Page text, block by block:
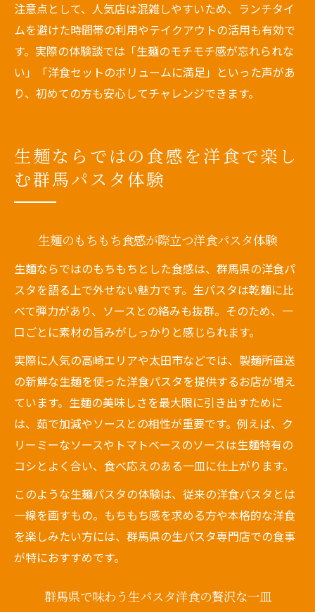
注意点として、人気店は混雑しやすいため、ランチタイ
ムを避けた時間帯の利用やテイクアウトの活用も有効で
す。実際の体験談では「生麺のモチモチ感が忘れられな
い」「洋食セットのボリュームに満足」といった声があ
り、初めての方も安心してチャレンジできます。
生麺ならではの食感を洋食で楽し
む群馬パスタ体験
生麺のもちもち食感が際立つ洋食パスタ体験
生麺ならではのもちもちとした食感は、群馬県の洋食パ
スタを語る上で外せない魅力です。生パスタは乾麺に比
べて弾力があり、ソースとの絡みも抜群。そのため、一
口ごとに素材の旨みがしっかりと感じられます。
実際に人気の高崎エリアや太田市などでは、製麺所直送
の新鮮な生麺を使った洋食パスタを提供するお店が増え
ています。生麺の美味しさを最大限に引き出すために
は、茹で加減やソースとの相性が重要です。例えば、ク
リーミーなソースやトマトベースのソースは生麺特有の
コシとよく合い、食べ応えのある一皿に仕上がります。
このような生麺パスタの体験は、従来の洋食パスタとは
一線を画すもの。もちもち感を求める方や本格的な洋食
を楽しみたい方には、群馬県の生パスタ専門店での食事
が特におすすめです。
群馬県で味わう生パスタ洋食の贅沢な一皿